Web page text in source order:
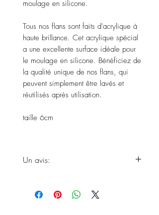
moulage en silicone.
Tous nos flans sont faits d'acrylique à
haute brillance. Cet acrylique spécial
a une excellente surface idéale pour
le moulage en silicone. Bénéficiez de
la qualité unique de nos flans, qui
peuvent simplement être lavés et
réutilisés après utilisation.
taille 6cm
Un avis:
n'arrivent qu'à la fin des délais de